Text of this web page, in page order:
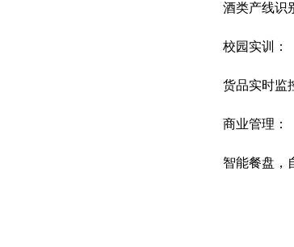
酒类产线识
校园实训：
货品实时监
商业管理：
智能餐盘，